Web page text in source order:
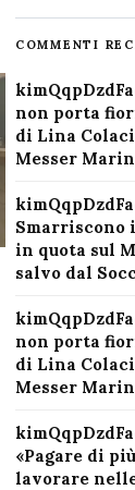
COMMENTI
non porta
di Lina
Messer
Smarriscono
in quota sul
salvo dal
non porta
di Lina
Messer
«Pagare di
lavorare